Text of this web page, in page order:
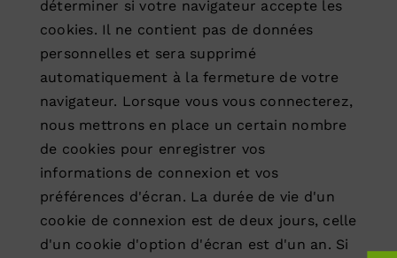
déterminer si votre navigateur accepte les
cookies. Il ne contient pas de données
personnelles et sera supprimé
automatiquement à la fermeture de votre
navigateur. Lorsque vous vous connecterez,
nous mettrons en place un certain nombre
de cookies pour enregistrer vos
informations de connexion et vos
préférences d'écran. La durée de vie d'un
cookie de connexion est de deux jours, celle
d'un cookie d'option d'écran est d'un an. Si